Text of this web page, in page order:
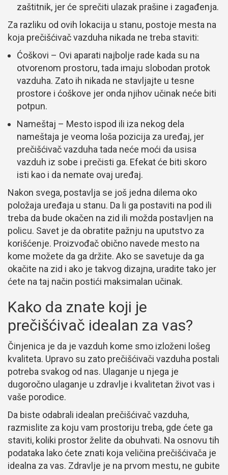
zaštitnik, jer će sprečiti ulazak prašine i zagađenja.
Za razliku od ovih lokacija u stanu, postoje mesta na
koja prečišćivač vazduha nikada ne treba staviti:
Ćoškovi – Ovi aparati najbolje rade kada su na
otvorenom prostoru, tada imaju slobodan protok
vazduha. Zato ih nikada ne stavljajte u tesne
prostore i ćoškove jer onda njihov učinak neće biti
potpun.
Nameštaj – Mesto ispod ili iza nekog dela
nameštaja je veoma loša pozicija za uređaj, jer
prečišćivač vazduha tada neće moći da usisa
vazduh iz sobe i prečisti ga. Efekat će biti skoro
isti kao i da nemate ovaj uređaj.
Nakon svega, postavlja se još jedna dilema oko
položaja uređaja u stanu. Da li ga postaviti na pod ili
treba da bude okačen na zid ili možda postavljen na
policu. Savet je da obratite pažnju na uputstvo za
korišćenje. Proizvođač obično navede mesto na
kome možete da ga držite. Ako se savetuje da ga
okačite na zid i ako je takvog dizajna, uradite tako jer
ćete na taj način postići maksimalan učinak.
Kako da znate koji je
prečišćivač idealan za vas?
Činjenica je da je vazduh kome smo izloženi lošeg
kvaliteta. Upravo su zato prečišćivači vazduha postali
potreba svakog od nas. Ulaganje u njega je
dugoročno ulaganje u zdravlje i kvalitetan život vas i
vaše porodice.
Da biste odabrali idealan prečišćivač vazduha,
razmislite za koju vam prostoriju treba, gde ćete ga
staviti, koliki prostor želite da obuhvati. Na osnovu tih
podataka lako ćete znati koja veličina prečišćivača je
idealna za vas. Zdravlje je na prvom mestu, ne gubite